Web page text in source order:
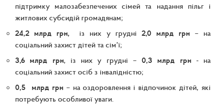
підтримку малозабезпечених сімей та надання пільг і
житлових субсидій громадянам;
24,2 млрд грн, із них у грудні 2,0 млрд грн– на
соціальний захист дітей та сім’ї;
3,6 млрд грн, із них у грудні – 0,3 млрд грн‒ на
соціальний захист осіб з інвалідністю;
0,5 млрд грн– на оздоровлення і відпочинок дітей, які
потребують особливої уваги.